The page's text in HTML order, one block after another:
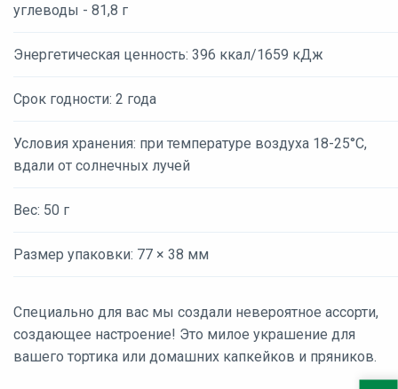
углеводы - 81,8 г
Энергетическая ценность: 396 ккал/1659 кДж
Срок годности: 2 года
Условия хранения: при температуре воздуха 18-25°С,
вдали от солнечных лучей
Вес: 50 г
Размер упаковки: 77 × 38 мм
Специально для вас мы создали невероятное ассорти,
создающее настроение! Это милое украшение для
вашего тортика или домашних капкейков и пряников.